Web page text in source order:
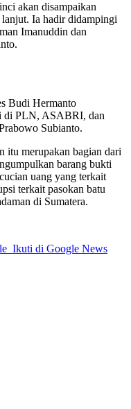
akan disampaikan
lanjut. Ia hadir didampingi
Imanuddin dan
Budi Hermanto
di PLN, ASABRI, dan
Subianto.
itu merupakan bagian dari
barang bukti
uang yang terkait
terkait pasokan batu
di Sumatera.
Ikuti di Google News